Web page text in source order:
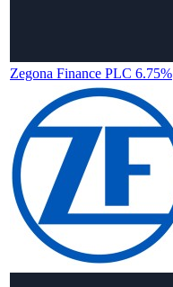
Zegona Finance PLC 6.75%